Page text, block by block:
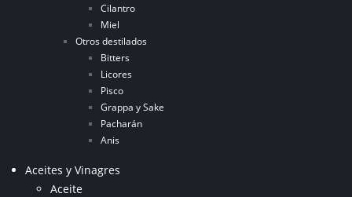
Cilantro
Miel
Otros destilados
Bitters
Licores
Pisco
Grappa y Sake
Pacharán
Anis
Aceites y Vinagres
Aceite